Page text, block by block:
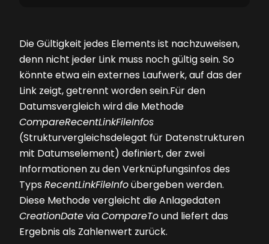
Die Gültigkeit jedes Elements ist nachzuweisen,
denn nicht jeder Link muss noch gültig sein. So
könnte etwa ein externes Laufwerk, auf das der
Link zeigt, getrennt worden sein.Für den
Datumsvergleich wird die Methode
CompareRecentLinkFileInfos
(Strukturvergleichsdelegat für Datenstrukturen
mit Datumselement) definiert, der zwei
Informationen zu den Verknüpfungsinfos des
Typs RecentLinkFileInfoübergeben werden.
Diese Methode vergleicht die Anlagedaten
CreationDateviaCompareTound liefert das
Ergebnis als Zahlenwert zurück.